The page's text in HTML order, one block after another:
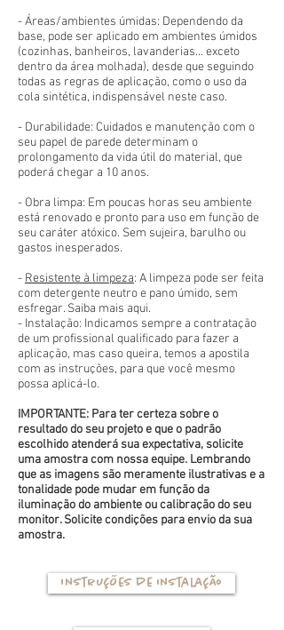
- Áreas/ambientes úmidas: Dependendo da
base, pode ser aplicado em ambientes úmidos
(cozinhas, banheiros, lavanderias... exceto
dentro da área molhada), desde que seguindo
todas as regras de aplicação, como o uso da
cola sintética, indispensável neste caso.
- Durabilidade: Cuidados e manutenção com o
seu papel de parede determinam o
prolongamento da vida útil do material, que
poderá chegar a 10 anos.
- Obra limpa: Em poucas horas seu ambiente
está renovado e pronto para uso em função de
seu caráter atóxico. Sem sujeira, barulho ou
gastos inesperados.
- Resistente à limpeza: A limpeza pode ser feita
com detergente neutro e pano úmido, sem
esfregar. Saiba mais aqui.
- Instalação: Indicamos sempre a contratação
de um profissional qualificado para fazer a
aplicação, mas caso queira, temos a apostila
com as instruções, para que você mesmo
possa aplicá-lo.
IMPORTANTE: Para ter certeza sobre o
resultado do seu projeto e que o padrão
escolhido atenderá sua expectativa, solicite
uma amostra com nossa equipe. Lembrando
que as imagens são meramente ilustrativas e a
tonalidade pode mudar em função da
iluminação do ambiente ou calibração do seu
monitor. Solicite condições para envio da sua
amostra.
Instruções de instalação